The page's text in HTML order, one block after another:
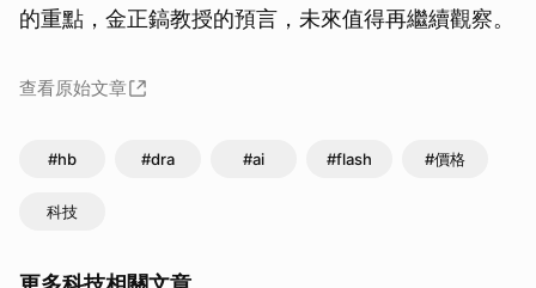
的重點，金正鎬教授的預言，未來值得再繼續觀察。
查看原始文章
#hb #dra #ai #flash #價格
科技